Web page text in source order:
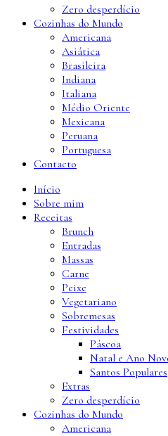
Zero desperdício
Cozinhas do Mundo
Americana
Asiática
Brasileira
Indiana
Italiana
Médio Oriente
Mexicana
Peruana
Portuguesa
Contacto
Início
Sobre mim
Receitas
Brunch
Entradas
Massas
Carne
Peixe
Vegetariano
Sobremesas
Festividades
Páscoa
Natal e Ano
Santos Populares
Extras
Zero desperdício
Cozinhas do Mundo
Americana